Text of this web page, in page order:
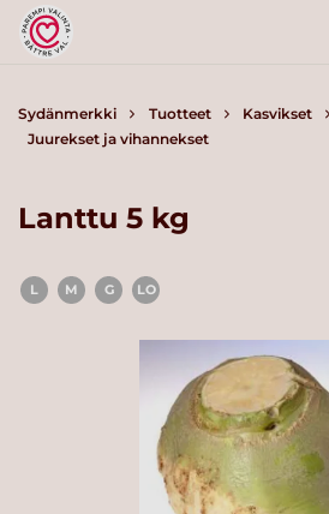
Sydänmerkki Tuotteet
Kasvikset
Juurekset ja vihannekset
Lanttu 5 kg
L M G LO